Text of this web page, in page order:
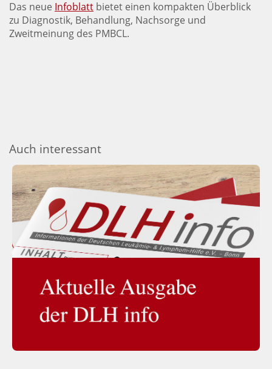
Das neue Infoblatt bietet einen kompakten Überblick
zu Diagnostik, Behandlung, Nachsorge und
Zweitmeinung des PMBCL.
Auch interessant